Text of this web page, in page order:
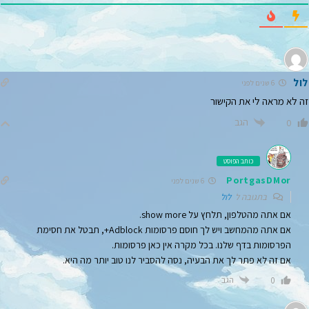
לול 6 שנים לפני
זה לא מראה לי את הקישור
0 הגב
כותב הפוסט
PortgasDMor
בתגובה ללול
אם אתה מהטלפון, תלחץ על show more.
אם אתה מהמחשב ויש לך חוסם פרסומות Adblock+, תבטל את חסימת
הפרסומות בדף שלנו. בכל מקרה אין כאן פרסומות.
אם זה לא פתר לך את הבעיה, נסה להסביר לנו טוב יותר מה היא.
0 הגב